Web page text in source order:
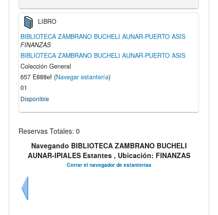
LIBRO
BIBLIOTECA ZAMBRANO BUCHELI AUNAR-PUERTO ASIS
FINANZAS
BIBLIOTECA ZAMBRANO BUCHELI AUNAR-PUERTO ASIS
Colección General
657 E888ef (Navegar estantería)
01
Disponible
Reservas Totales: 0
Navegando BIBLIOTECA ZAMBRANO BUCHELI
AUNAR-IPIALES Estantes , Ubicación: FINANZAS
Cerrar el navegador de estanterías